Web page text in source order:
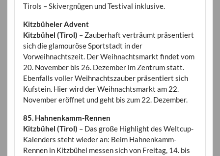
Tirols – Skivergnügen und Testival inklusive.
Kitzbüheler Advent
Kitzbühel (Tirol) – Zauberhaft verträumt präsentiert
sich die glamouröse Sportstadt in der
Vorweihnachtszeit. Der Weihnachtsmarkt findet vom
20. November bis 26. Dezember im Zentrum statt.
Ebenfalls voller Weihnachtszauber präsentiert sich
Kufstein. Hier wird der Weihnachtsmarkt am 22.
November eröffnet und geht bis zum 22. Dezember.
85. Hahnenkamm-Rennen
Kitzbühel (Tirol) – Das große Highlight des Weltcup-
Kalenders steht wieder an: Beim Hahnenkamm-
Rennen in Kitzbühel messen sich von Freitag, 14. bis